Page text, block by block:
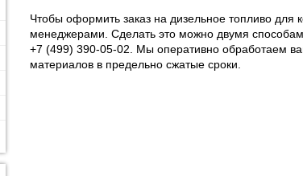
Чтобы оформить заказ на дизельное топливо для
менеджерами. Сделать это можно двумя
+7 (499) 390-05-02. Мы оперативно обработаем
материалов в предельно сжатые сроки.